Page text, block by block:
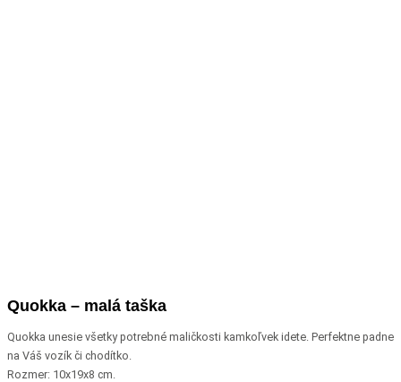
Quokka – malá taška
Quokka unesie všetky potrebné maličkosti kamkoľvek idete. Perfektne padne
na Váš vozík či chodítko.
Rozmer: 10x19x8 cm.